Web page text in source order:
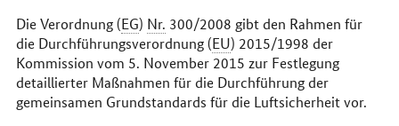
Die Verordnung (EG) Nr. 300/2008 gibt den Rahmen für
die Durchführungsverordnung (EU) 2015/1998 der
Kommission vom 5. November 2015 zur Festlegung
detaillierter Maßnahmen für die Durchführung der
gemeinsamen Grundstandards für die Luftsicherheit vor.